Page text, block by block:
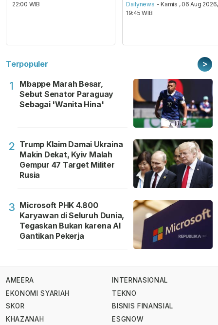
22:00 WIB
Dailynews - Kamis , 06 Aug 2026,
19:45 WIB
Terpopuler >
1
Mbappe Marah Besar,
Sebut Senator Paraguay
Sebagai 'Wanita Hina'
2 Trump Klaim Damai Ukraina
Makin Dekat, Kyiv Malah
Gempur 47 Target Militer
Rusia
3 Microsoft PHK 4.800
Karyawan di Seluruh Dunia,
Tegaskan Bukan karena AI
Gantikan Pekerja
AMEERA
EKONOMI SYARIAH
SKOR
KHAZANAH
INTERNASIONAL
TEKNO
BISNIS FINANSIAL
ESGNOW